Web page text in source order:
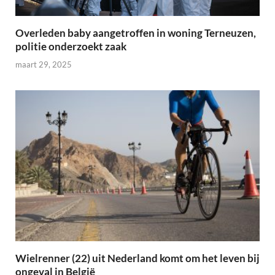
Overleden baby aangetroffen in woning Terneuzen,
politie onderzoekt zaak
maart 29, 2025
Wielrenner (22) uit Nederland komt om het leven bij
ongeval in België